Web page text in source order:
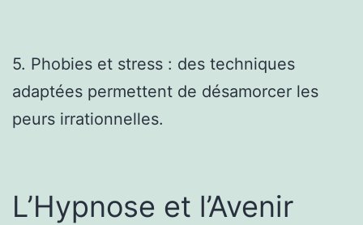
5. Phobies et stress : des techniques
adaptées permettent de désamorcer les
peurs irrationnelles.
L’Hypnose et l’Avenir